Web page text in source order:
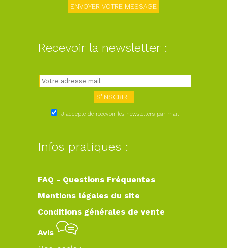
Recevoir la newsletter :
J'accepte de recevoir les newsletters par mail
Infos pratiques :
FAQ - Questions Fréquentes
Mentions légales du site
Conditions générales de vente
Avis